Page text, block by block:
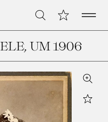
Suche Meine Open
, UM 1906
Zoom
Star